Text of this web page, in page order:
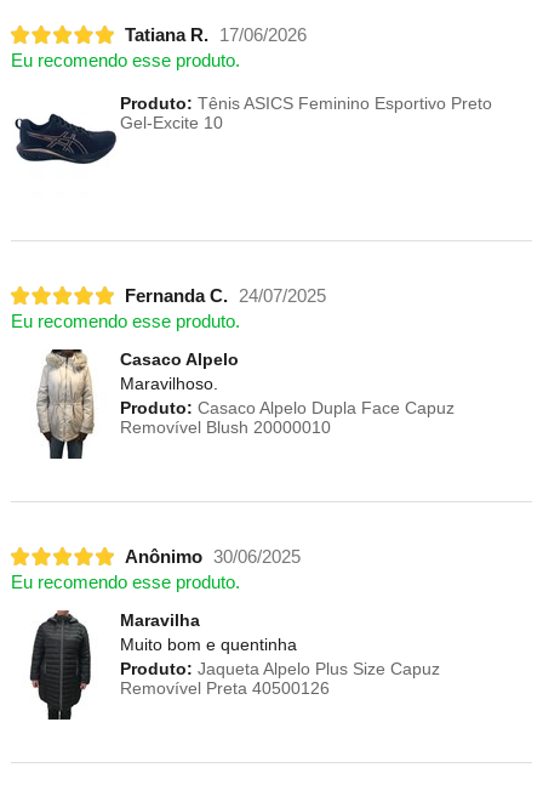
Tatiana R.
17/06/2026
Eu recomendo esse produto.
Produto: Tênis ASICS Feminino Esportivo Preto
Gel-Excite 10
Fernanda C.
24/07/2025
Eu recomendo esse produto.
Casaco Alpelo
Maravilhoso.
Produto: Casaco Alpelo Dupla Face Capuz
Removível Blush 20000010
Anônimo 30/06/2025
Eu recomendo esse produto.
Maravilha
Muito bom e quentinha
Produto: Jaqueta Alpelo Plus Size Capuz
Removível Preta 40500126